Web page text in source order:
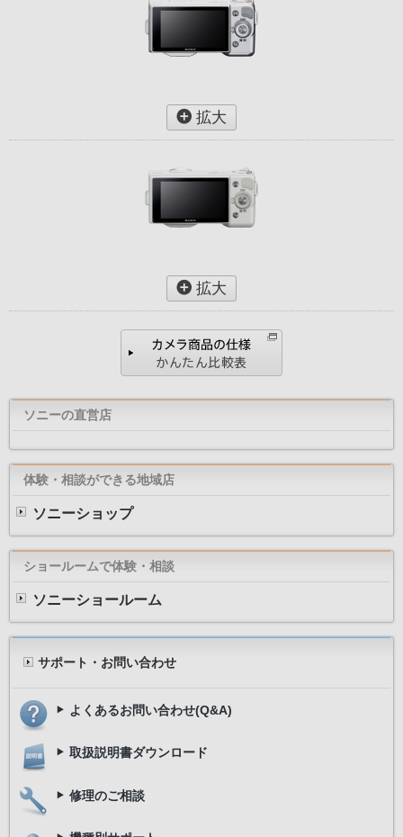
拡大
拡大
ソニーの直営店
体験・相談ができる地域店
ソニーショップ
ショールームで体験・相談
ソニーショールーム
サポート・お問い合わせ
よくあるお問い合わせ(Q&A)
取扱説明書ダウンロード
修理のご相談